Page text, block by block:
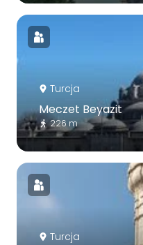
Turcja
Meczet Beyazit
226 m
Turcja